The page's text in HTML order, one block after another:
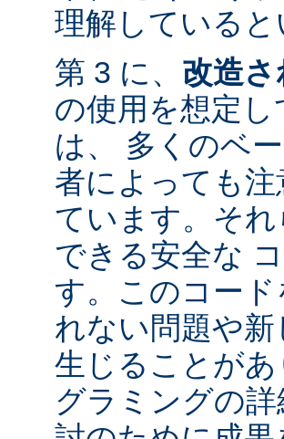
理解している
第 3 に、 改造
の使用を想定
は、 多くのベ
者によっても
ています。そ
できる安全な
す。このコー
れない問題や
生じることが
グラミングの